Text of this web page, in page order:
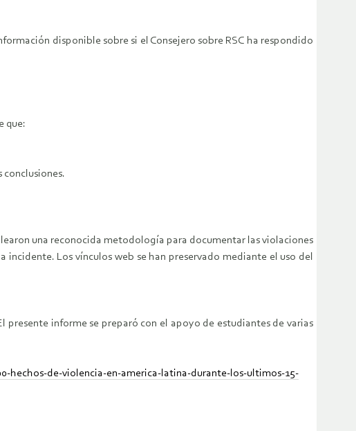
disponible sobre si el Consejero sobre RSC ha respondido
que:
conclusiones.
una reconocida metodología para documentar las violaciones
Los vínculos web se han preservado mediante el uso del
presente informe se preparó con el apoyo de estudiantes de varias
hechos-de-violencia-en-america-latina-durante-los-ultimos-15-